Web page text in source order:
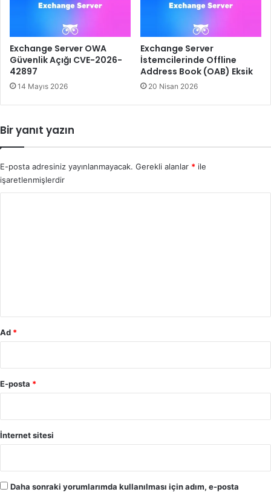
Exchange Server OWA
Güvenlik Açığı CVE-2026-
42897
14 Mayıs 2026
Exchange Server
İstemcilerinde Offline
Address Book (OAB) Eksik
20 Nisan 2026
Bir yanıt yazın
E-posta adresiniz yayınlanmayacak. Gerekli alanlar * ile
işaretlenmişlerdir
Ad *
E-posta *
İnternet sitesi
Daha sonraki yorumlarımda kullanılması için adım, e-posta